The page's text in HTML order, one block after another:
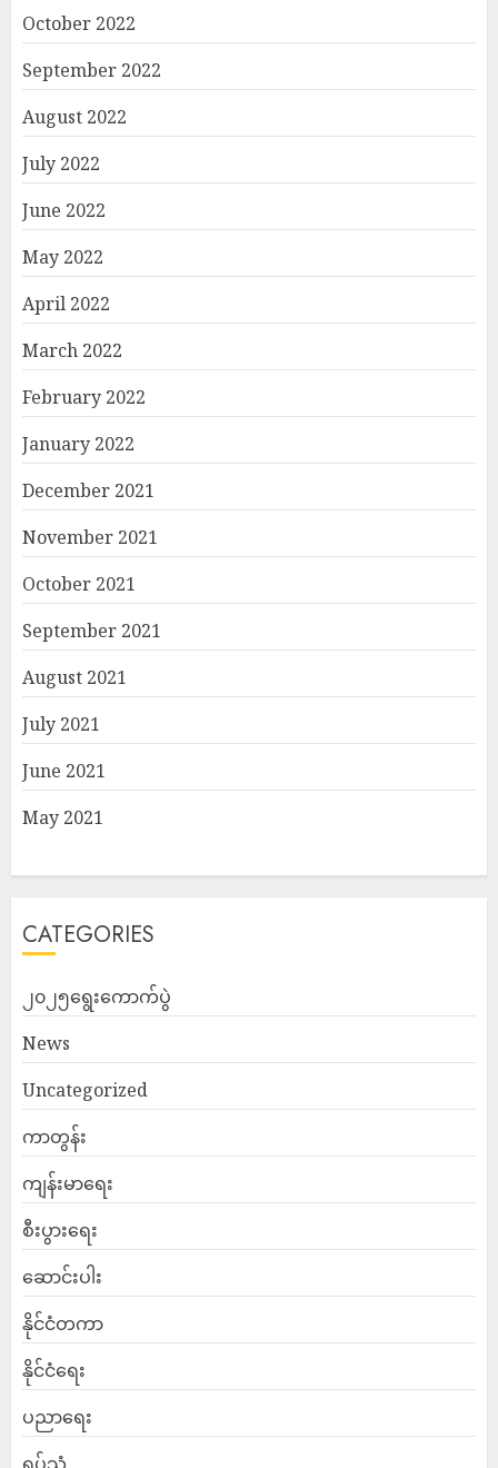
October 2022
September 2022
August 2022
July 2022
June 2022
May 2022
April 2022
March 2022
February 2022
January 2022
December 2021
November 2021
October 2021
September 2021
August 2021
July 2021
June 2021
May 2021
CATEGORIES
၂၀၂၅ရွေးကောက်ပွဲ
News
Uncategorized
ကာတွန်း
ကျန်းမာရေး
စီးပွားရေး
ဆောင်းပါး
နိုင်ငံတကာ
နိုင်ငံရေး
ပညာရေး